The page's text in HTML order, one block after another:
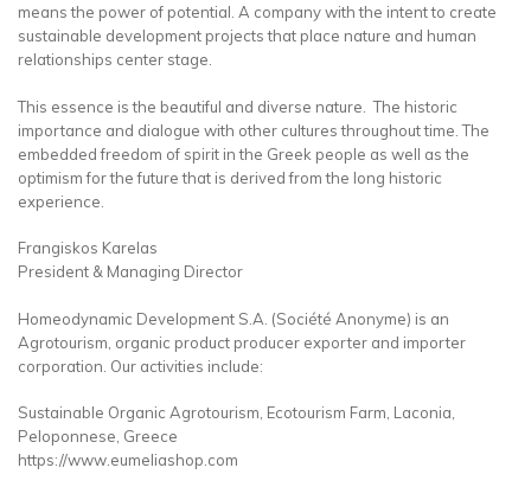
means the power of potential. A company with the intent to create
sustainable development projects that place nature and human
relationships center stage.
This essence is the beautiful and diverse nature. The historic
importance and dialogue with other cultures throughout time. The
embedded freedom of spirit in the Greek people as well as the
optimism for the future that is derived from the long historic
experience.
Frangiskos Karelas
President & Managing Director
Homeodynamic Development S.A. (Société Anonyme) is an
Agrotourism, organic product producer exporter and importer
corporation. Our activities include:
Sustainable Organic Agrotourism, Ecotourism Farm, Laconia,
Peloponnese, Greece
https://www.eumeliashop.com